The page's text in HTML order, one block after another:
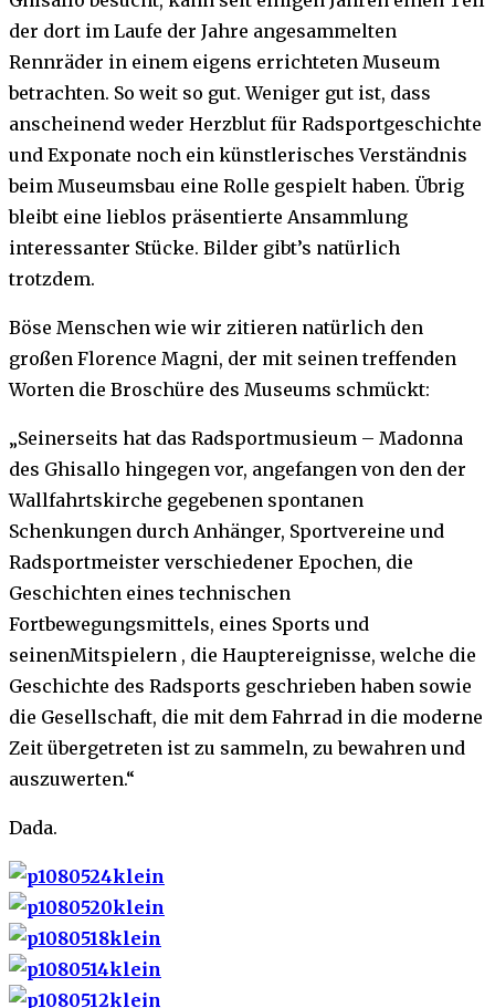
der dort im Laufe der Jahre angesammelten
Rennräder in einem eigens errichteten Museum
betrachten. So weit so gut. Weniger gut ist, dass
anscheinend weder Herzblut für Radsportgeschichte
und Exponate noch ein künstlerisches Verständnis
beim Museumsbau eine Rolle gespielt haben. Übrig
bleibt eine lieblos präsentierte Ansammlung
interessanter Stücke. Bilder gibt’s natürlich
trotzdem.
Böse Menschen wie wir zitieren natürlich den
großen Florence Magni, der mit seinen treffenden
Worten die Broschüre des Museums schmückt:
„Seinerseits hat das Radsportmusieum – Madonna
des Ghisallo hingegen vor, angefangen von den der
Wallfahrtskirche gegebenen spontanen
Schenkungen durch Anhänger, Sportvereine und
Radsportmeister verschiedener Epochen, die
Geschichten eines technischen
Fortbewegungsmittels, eines Sports und
seinenMitspielern , die Hauptereignisse, welche die
Geschichte des Radsports geschrieben haben sowie
die Gesellschaft, die mit dem Fahrrad in die moderne
Zeit übergetreten ist zu sammeln, zu bewahren und
auszuwerten.“
Dada.